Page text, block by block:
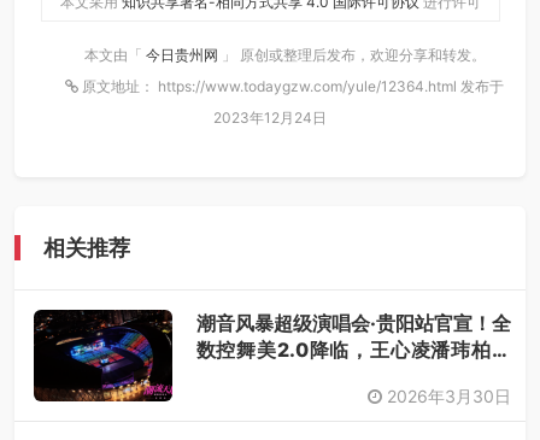
本文由「 今日贵州网 」 原创或整理后发布，欢迎分享和转发。
原文地址： https://www.todaygzw.com/yule/12364.html 发布于
2023年12月24日
相关推荐
潮音风暴超级演唱会·贵阳站官宣！全
数控舞美2.0降临，王心凌潘玮柏领
2026年3月30日